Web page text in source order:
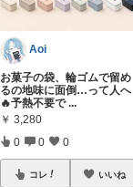
Aoi
お菓子の袋、輪ゴムで留め
るの地味に面倒…って人へ
🔥予熱不要で ...
￥ 3,280
0 0 0
コレ いいね